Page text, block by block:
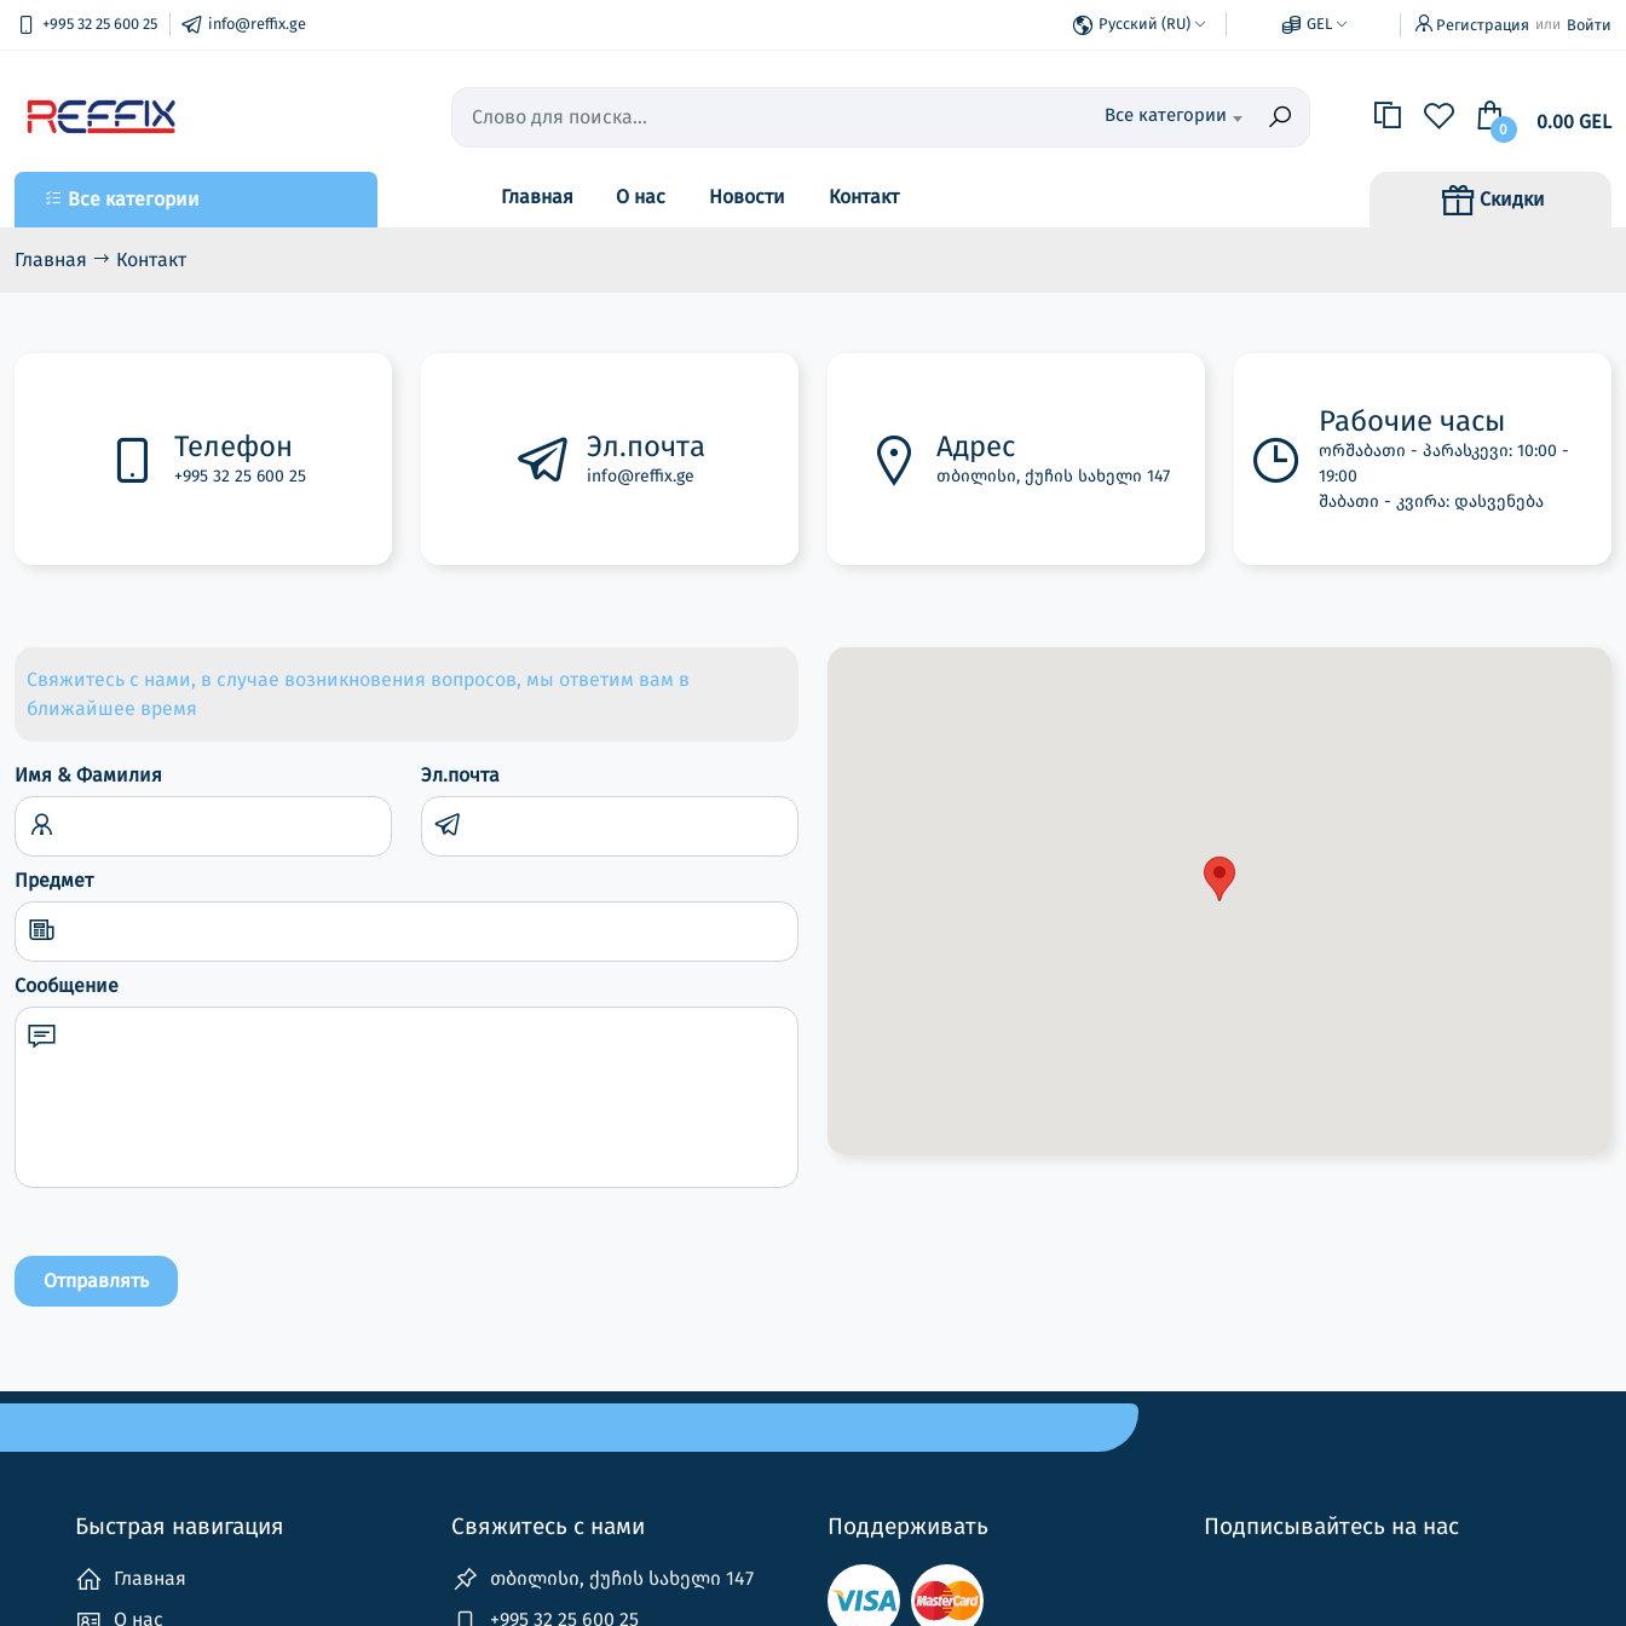
+995 32 25 600 25 info@reffix.ge Русский (RU) GEL Регистрация или Войти
Все категории
0 0.00 GEL
Все категории
Полировочные средства
Герметики/Клеи
Отвердители
Мебельная фурнитура
Опрыскиватели
смазочные материалы/Защитные
средства
Все категории Главная О нас Новости Контакт Скидки
Главная Контакт
Телефон
+995 32 25 600 25
Эл.почта
info@reffix.ge
Адрес
თბილისი, ქუჩის სახელი 147
Рабочие часы
ორშაბათი - პარასკევი: 10:00 -
19:00
შაბათი - კვირა: დასვენება
Свяжитесь с нами, в случае возникновения вопросов, мы ответим вам в
ближайшее время
Имя & Фамилия Эл.почта
Предмет
Сообщение
Отправлять
Быстрая навигация
Главная
О нас
Свяжитесь с нами
თბილისი, ქუჩის სახელი 147
+995 32 25 600 25
Поддерживать Подписывайтесь на нас